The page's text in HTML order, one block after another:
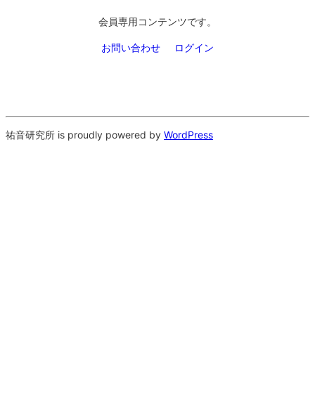
会員専用コンテンツです。
お問い合わせ ログイン
祐音研究所 is proudly powered by WordPress